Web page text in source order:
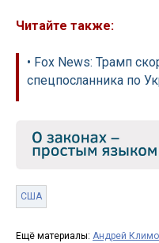
Читайте также:
• Fox News: Трамп
спецпосланника по
США
Ещё материалы: Андрей